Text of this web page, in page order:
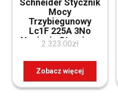
Schneider Stycznik
Mocy
Trzybiegunowy
Lc1F 225A 3No
Napięcie Sterujące
230Vac Lc1F225P7
2 323.00zł
Zobacz więcej